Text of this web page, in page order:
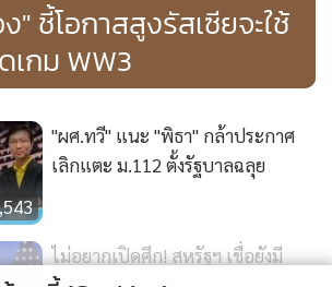
ชี้โอกาสสูงรัสเซียจะใช้
กม WW3
"ผศ.ทวี" แนะ "พิธา" กล้าประกาศ
เลิกแตะ ม.112 ตั้งรัฐบาลฉลุย
ไม่อยากเปิดศึก! สหรัฐฯ เชื่อยังมี